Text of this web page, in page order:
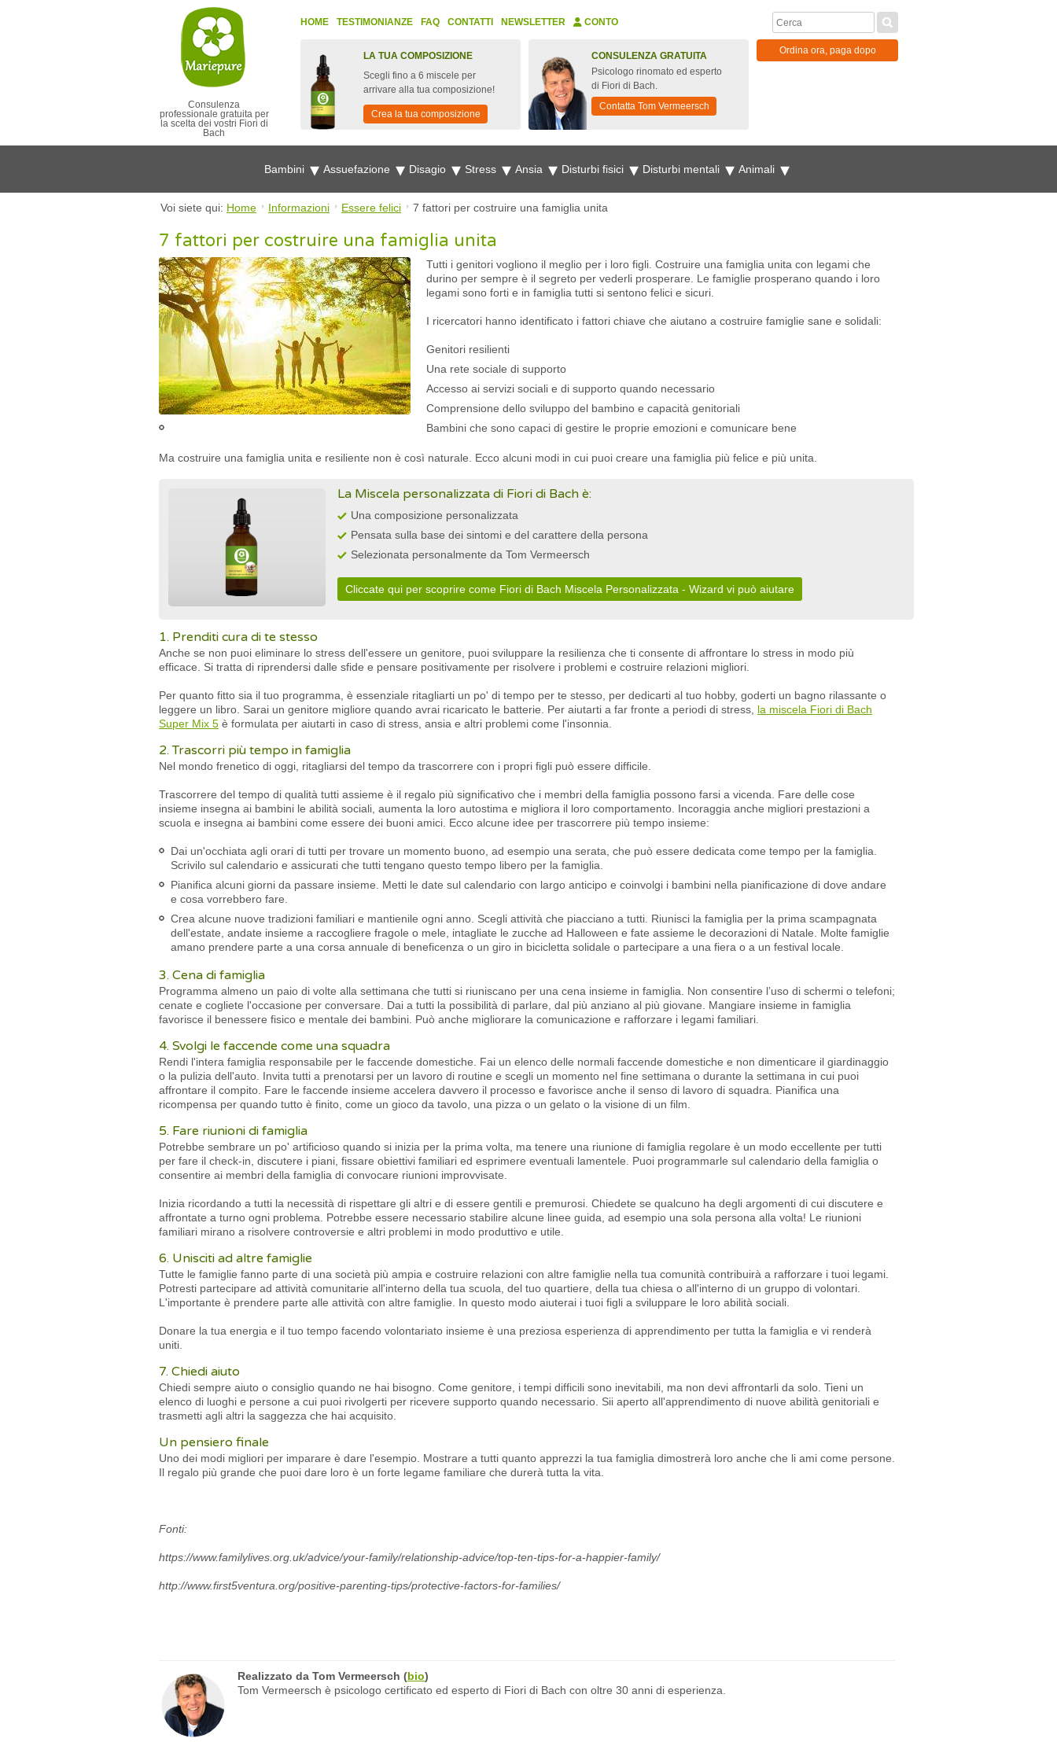
Consulenza
professionale gratuita per
la scelta dei vostri Fiori di
Bach
HOME TESTIMONIANZE FAQ CONTATTI NEWSLETTER CONTO
LA TUA COMPOSIZIONE
Scegli fino a 6 miscele per
arrivare alla tua composizione!
Crea la tua composizione
CONSULENZA GRATUITA
Psicologo rinomato ed esperto
di Fiori di Bach.
Contatta Tom Vermeersch
Ordina ora, paga dopo
Bambini Assuefazione Disagio Stress Ansia Disturbi fisici Disturbi mentali Animali
Voi siete qui: Home Informazioni Essere felici 7 fattori per costruire una famiglia unita
7 fattori per costruire una famiglia unita
Tutti i genitori vogliono il meglio per i loro figli. Costruire una famiglia unita con legami che
durino per sempre è il segreto per vederli prosperare. Le famiglie prosperano quando i loro
legami sono forti e in famiglia tutti si sentono felici e sicuri.
I ricercatori hanno identificato i fattori chiave che aiutano a costruire famiglie sane e solidali:
Genitori resilienti
Una rete sociale di supporto
Accesso ai servizi sociali e di supporto quando necessario
Comprensione dello sviluppo del bambino e capacità genitoriali
Bambini che sono capaci di gestire le proprie emozioni e comunicare bene
Ma costruire una famiglia unita e resiliente non è così naturale. Ecco alcuni modi in cui puoi creare una famiglia più felice e più unita.
La Miscela personalizzata di Fiori di Bach è:
Una composizione personalizzata
Pensata sulla base dei sintomi e del carattere della persona
Selezionata personalmente da Tom Vermeersch
Cliccate qui per scoprire come Fiori di Bach Miscela Personalizzata - Wizard vi può aiutare
1. Prenditi cura di te stesso
Anche se non puoi eliminare lo stress dell'essere un genitore, puoi sviluppare la resilienza che ti consente di affrontare lo stress in modo più
efficace. Si tratta di riprendersi dalle sfide e pensare positivamente per risolvere i problemi e costruire relazioni migliori.
Per quanto fitto sia il tuo programma, è essenziale ritagliarti un po' di tempo per te stesso, per dedicarti al tuo hobby, goderti un bagno rilassante o
leggere un libro. Sarai un genitore migliore quando avrai ricaricato le batterie. Per aiutarti a far fronte a periodi di stress, la miscela Fiori di Bach
Super Mix 5 è formulata per aiutarti in caso di stress, ansia e altri problemi come l'insonnia.
2. Trascorri più tempo in famiglia
Nel mondo frenetico di oggi, ritagliarsi del tempo da trascorrere con i propri figli può essere difficile.
Trascorrere del tempo di qualità tutti assieme è il regalo più significativo che i membri della famiglia possono farsi a vicenda. Fare delle cose
insieme insegna ai bambini le abilità sociali, aumenta la loro autostima e migliora il loro comportamento. Incoraggia anche migliori prestazioni a
scuola e insegna ai bambini come essere dei buoni amici. Ecco alcune idee per trascorrere più tempo insieme:
Dai un'occhiata agli orari di tutti per trovare un momento buono, ad esempio una serata, che può essere dedicata come tempo per la famiglia.
Scrivilo sul calendario e assicurati che tutti tengano questo tempo libero per la famiglia.
Pianifica alcuni giorni da passare insieme. Metti le date sul calendario con largo anticipo e coinvolgi i bambini nella pianificazione di dove andare
e cosa vorrebbero fare.
Crea alcune nuove tradizioni familiari e mantienile ogni anno. Scegli attività che piacciano a tutti. Riunisci la famiglia per la prima scampagnata
dell'estate, andate insieme a raccogliere fragole o mele, intagliate le zucche ad Halloween e fate assieme le decorazioni di Natale. Molte famiglie
amano prendere parte a una corsa annuale di beneficenza o un giro in bicicletta solidale o partecipare a una fiera o a un festival locale.
3. Cena di famiglia
Programma almeno un paio di volte alla settimana che tutti si riuniscano per una cena insieme in famiglia. Non consentire l’uso di schermi o telefoni;
cenate e cogliete l'occasione per conversare. Dai a tutti la possibilità di parlare, dal più anziano al più giovane. Mangiare insieme in famiglia
favorisce il benessere fisico e mentale dei bambini. Può anche migliorare la comunicazione e rafforzare i legami familiari.
4. Svolgi le faccende come una squadra
Rendi l'intera famiglia responsabile per le faccende domestiche. Fai un elenco delle normali faccende domestiche e non dimenticare il giardinaggio
o la pulizia dell'auto. Invita tutti a prenotarsi per un lavoro di routine e scegli un momento nel fine settimana o durante la settimana in cui puoi
affrontare il compito. Fare le faccende insieme accelera davvero il processo e favorisce anche il senso di lavoro di squadra. Pianifica una
ricompensa per quando tutto è finito, come un gioco da tavolo, una pizza o un gelato o la visione di un film.
5. Fare riunioni di famiglia
Potrebbe sembrare un po' artificioso quando si inizia per la prima volta, ma tenere una riunione di famiglia regolare è un modo eccellente per tutti
per fare il check-in, discutere i piani, fissare obiettivi familiari ed esprimere eventuali lamentele. Puoi programmarle sul calendario della famiglia o
consentire ai membri della famiglia di convocare riunioni improvvisate.
Inizia ricordando a tutti la necessità di rispettare gli altri e di essere gentili e premurosi. Chiedete se qualcuno ha degli argomenti di cui discutere e
affrontate a turno ogni problema. Potrebbe essere necessario stabilire alcune linee guida, ad esempio una sola persona alla volta! Le riunioni
familiari mirano a risolvere controversie e altri problemi in modo produttivo e utile.
6. Unisciti ad altre famiglie
Tutte le famiglie fanno parte di una società più ampia e costruire relazioni con altre famiglie nella tua comunità contribuirà a rafforzare i tuoi legami.
Potresti partecipare ad attività comunitarie all'interno della tua scuola, del tuo quartiere, della tua chiesa o all'interno di un gruppo di volontari.
L'importante è prendere parte alle attività con altre famiglie. In questo modo aiuterai i tuoi figli a sviluppare le loro abilità sociali.
Donare la tua energia e il tuo tempo facendo volontariato insieme è una preziosa esperienza di apprendimento per tutta la famiglia e vi renderà
uniti.
7. Chiedi aiuto
Chiedi sempre aiuto o consiglio quando ne hai bisogno. Come genitore, i tempi difficili sono inevitabili, ma non devi affrontarli da solo. Tieni un
elenco di luoghi e persone a cui puoi rivolgerti per ricevere supporto quando necessario. Sii aperto all'apprendimento di nuove abilità genitoriali e
trasmetti agli altri la saggezza che hai acquisito.
Un pensiero finale
Uno dei modi migliori per imparare è dare l'esempio. Mostrare a tutti quanto apprezzi la tua famiglia dimostrerà loro anche che li ami come persone.
Il regalo più grande che puoi dare loro è un forte legame familiare che durerà tutta la vita.
Fonti:
https://www.familylives.org.uk/advice/your-family/relationship-advice/top-ten-tips-for-a-happier-family/
http://www.first5ventura.org/positive-parenting-tips/protective-factors-for-families/
Realizzato da Tom Vermeersch (bio)
Tom Vermeersch è psicologo certificato ed esperto di Fiori di Bach con oltre 30 anni di esperienza.